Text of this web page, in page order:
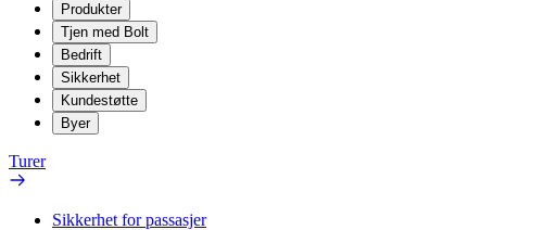
Produkter
Tjen med Bolt
Bedrift
Sikkerhet
Kundestøtte
Byer
Turer
Sikkerhet for passasjer